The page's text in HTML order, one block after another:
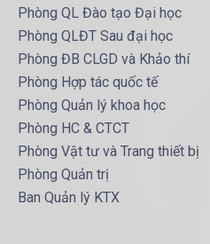
Phòng QL Đào tạo Đại học
Phòng QLĐT Sau đại học
Phòng ĐB CLGD và Khảo thí
Phòng Hợp tác quốc tế
Phòng Quản lý khoa học
Phòng HC & CTCT
Phòng Vật tư và Trang thiết bị
Phòng Quản trị
Ban Quản lý KTX